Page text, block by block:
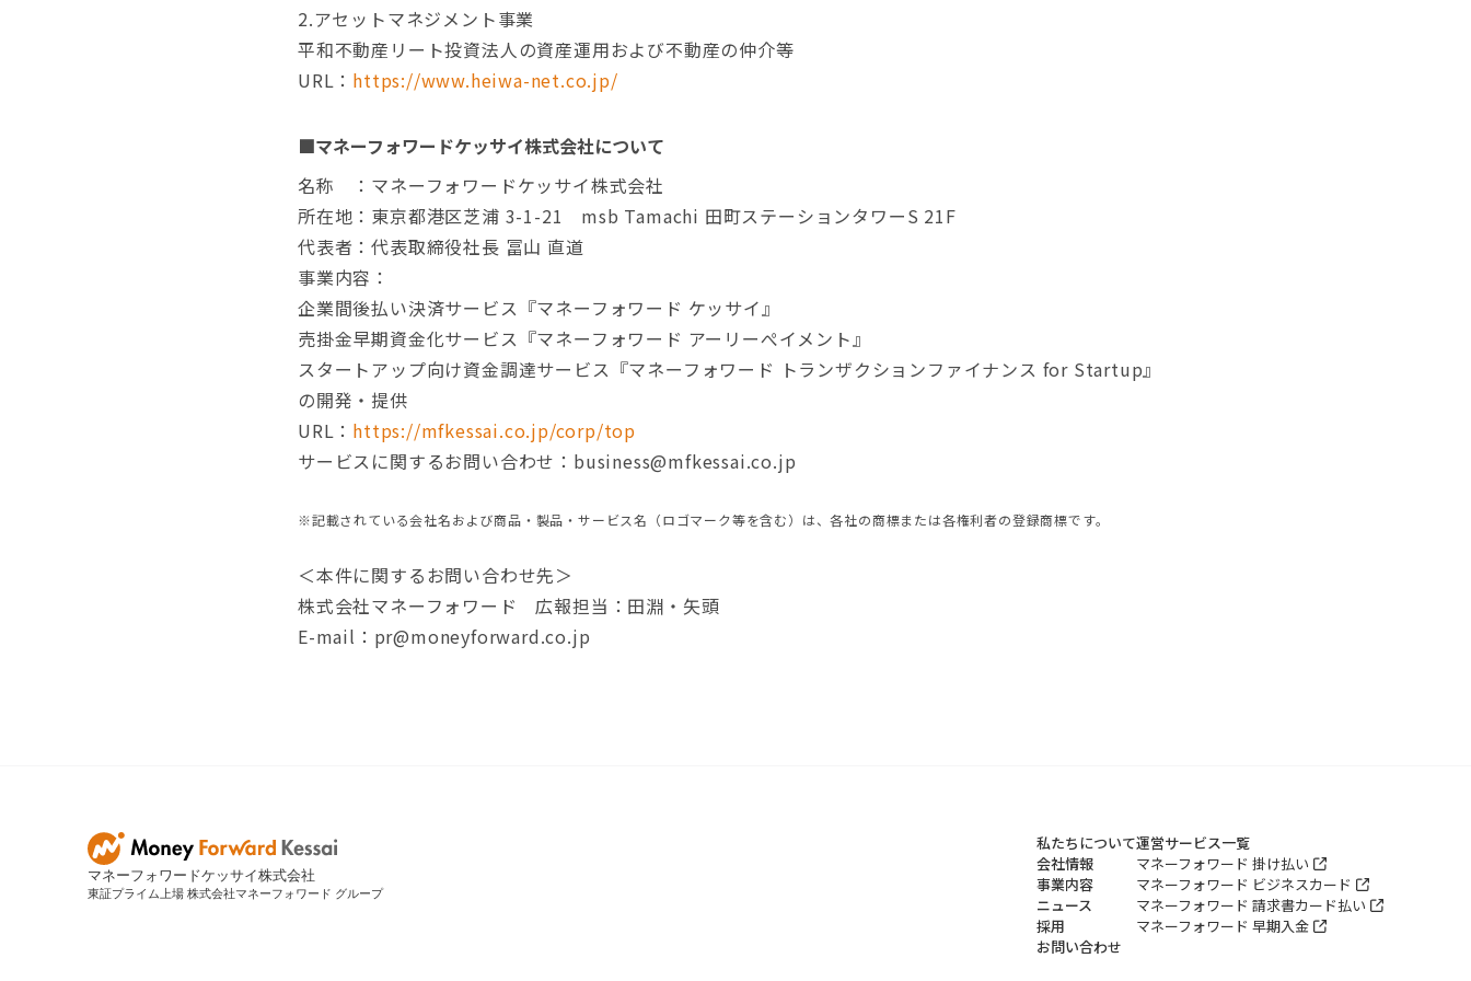
2.アセットマネジメント事業
平和不動産リート投資法人の資産運用および不動産の仲介等
URL： https://www.heiwa-net.co.jp/
■マネーフォワードケッサイ株式会社について
名称 ：マネーフォワードケッサイ株式会社
所在地：東京都港区芝浦 3-1-21 msb Tamachi 田町ステーションタワーS 21F
代表者：代表取締役社長 冨山 直道
事業内容：
企業間後払い決済サービス『マネーフォワード ケッサイ』
売掛金早期資金化サービス『マネーフォワード アーリーぺイメント』
スタートアップ向け資金調達サービス『マネーフォワード トランザクションファイナンス for Startup』
の開発・提供
URL： https://mfkessai.co.jp/corp/top
サービスに関するお問い合わせ：business@mfkessai.co.jp
※記載されている会社名および商品・製品・サービス名（ロゴマーク等を含む）は、各社の商標または各権利者の登録商標です。
＜本件に関するお問い合わせ先＞
株式会社マネーフォワード 広報担当：田淵・矢頭
E-mail：pr@moneyforward.co.jp
マネーフォワードケッサイ株式会社
東証プライム上場 株式会社マネーフォワード グループ
私たちについて
会社情報
事業内容
ニュース
採用
お問い合わせ
運営サービス一覧
マネーフォワード 掛け払い
マネーフォワード ビジネスカード
マネーフォワード 請求書カード払い
マネーフォワード 早期入金